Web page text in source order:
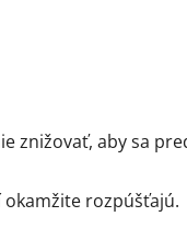
znižovať, aby sa
rozpúšťajú.